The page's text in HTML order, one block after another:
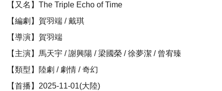
【又名】The Triple Echo of Time
【編劇】賀羽端 / 戴琪
【導演】賀羽端
【主演】馬天宇 / 謝興陽 / 梁國榮 / 徐夢潔 / 曾宥臻
【類型】陸劇 / 劇情 / 奇幻
【首播】2025-11-01(大陸)